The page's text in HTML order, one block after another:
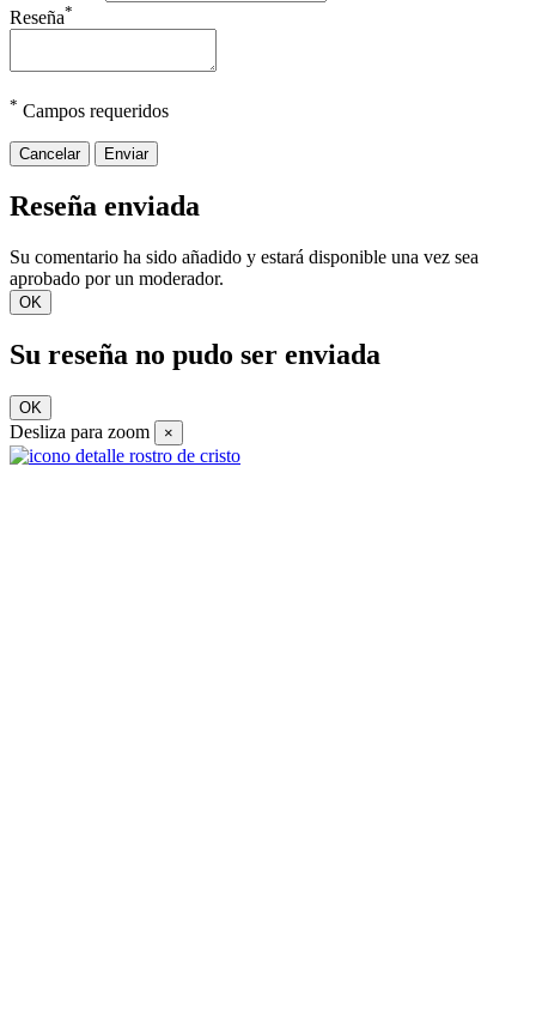
Reseña*
* Campos requeridos
Cancelar Enviar
Reseña enviada
Su comentario ha sido añadido y estará disponible una vez sea
aprobado por un moderador.
OK
Su reseña no pudo ser enviada
OK
Desliza para zoom ×